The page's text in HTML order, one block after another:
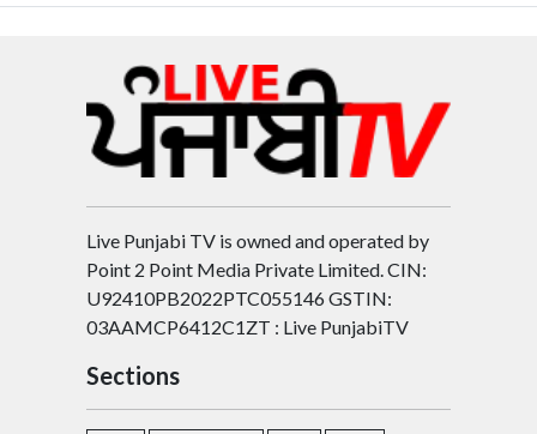
Live Punjabi TV is owned and operated by
Point 2 Point Media Private Limited. CIN:
U92410PB2022PTC055146 GSTIN:
03AAMCP6412C1ZT : Live PunjabiTV
Sections